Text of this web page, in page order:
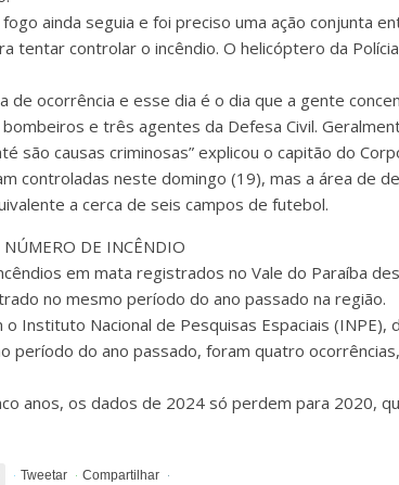
ainda seguia e foi preciso uma ação conjunta
tentar controlar o incêndio. O helicóptero da
de ocorrência e esse dia é o dia que a gente
e três agentes da Defesa Civil.
são causas criminosas” explicou o capitão do
controladas neste domingo (19), mas a área de
a cerca de seis campos de futebol.
DE INCÊNDIO
em mata registrados no Vale do Paraíba
no mesmo período do ano passado na região.
o Instituto Nacional de Pesquisas Espaciais
período do ano passado, foram quatro
anos, os dados de 2024 só perdem para 2020,